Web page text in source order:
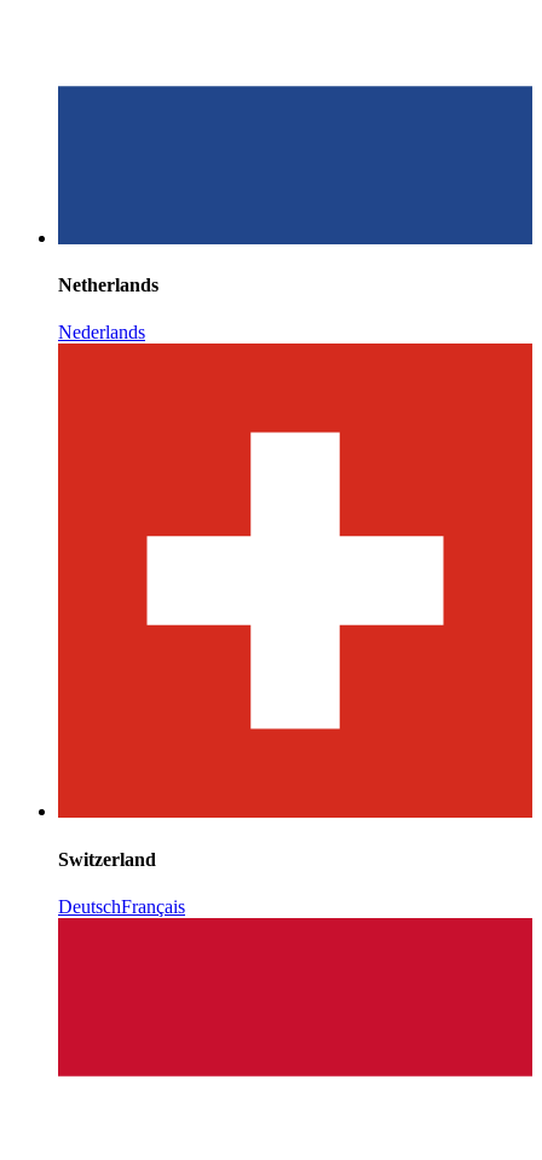
Netherlands
Nederlands
Switzerland
DeutschFrançais